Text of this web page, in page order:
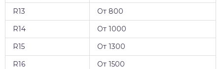
R13
От 800
R14
От 1000
R15
От 1300
R16
От 1500